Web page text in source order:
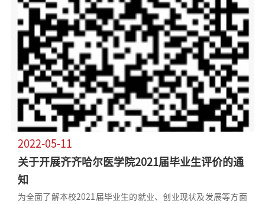
2022-05-11
关于开展齐齐哈尔医学院2021届毕业生评价的通
知
为全面了解本校2021届毕业生的就业、创业现状及发展等方面